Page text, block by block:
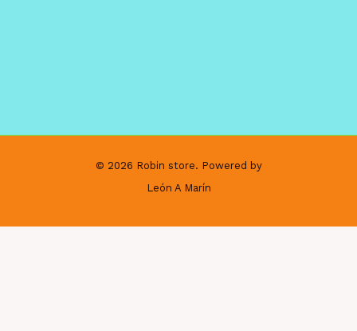
© 2026 Robin store. Powered by
León A Marín